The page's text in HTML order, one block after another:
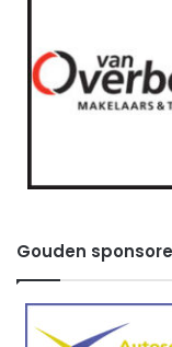
Gouden